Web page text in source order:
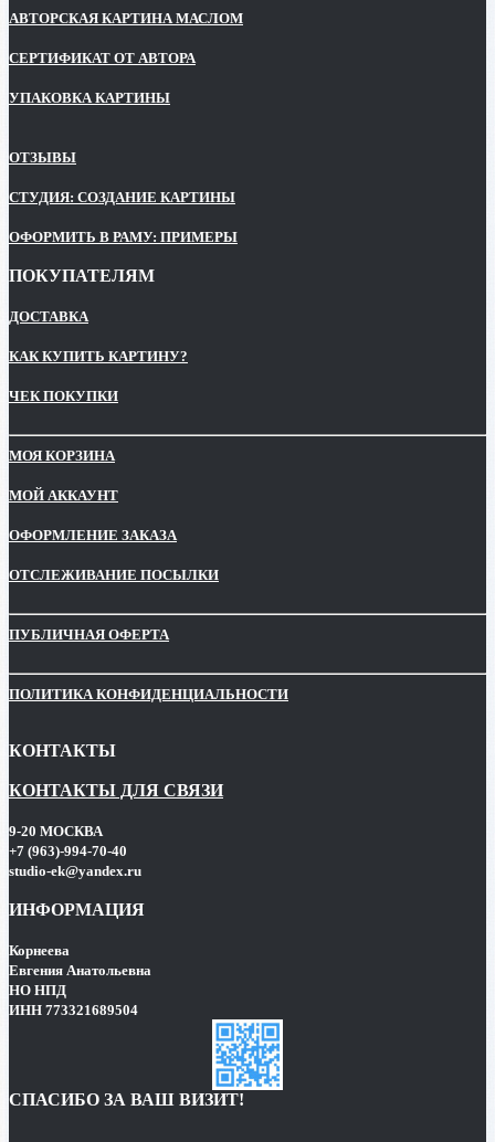
АВТОРСКАЯ КАРТИНА МАСЛОМ
СЕРТИФИКАТ ОТ АВТОРА
УПАКОВКА КАРТИНЫ
ОТЗЫВЫ
СТУДИЯ: СОЗДАНИЕ КАРТИНЫ
ОФОРМИТЬ В РАМУ: ПРИМЕРЫ
ПОКУПАТЕЛЯМ
ДОСТАВКА
КАК КУПИТЬ КАРТИНУ?
ЧЕК ПОКУПКИ
МОЯ КОРЗИНА
МОЙ АККАУНТ
ОФОРМЛЕНИЕ ЗАКАЗА
ОТСЛЕЖИВАНИЕ ПОСЫЛКИ
ПУБЛИЧНАЯ ОФЕРТА
ПОЛИТИКА КОНФИДЕНЦИАЛЬНОСТИ
КОНТАКТЫ
КОНТАКТЫ ДЛЯ СВЯЗИ
9-20 МОСКВА
+7 (963)-994-70-40
studio-ek@yandex.ru
ИНФОРМАЦИЯ
Корнеева
Евгения Анатольевна
НО НПД
ИНН 773321689504
СПАСИБО ЗА ВАШ ВИЗИТ!